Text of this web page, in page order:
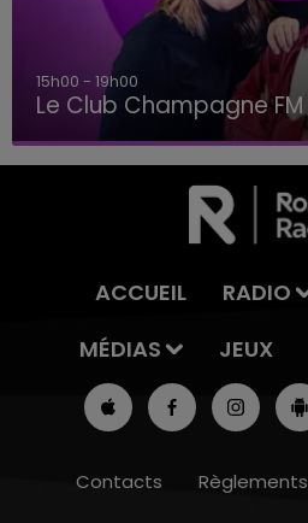
15h00 - 19h00
Le Club Champagne FM
ACCUEIL RADIO
MÉDIAS
JEUX
Contacts Règlements